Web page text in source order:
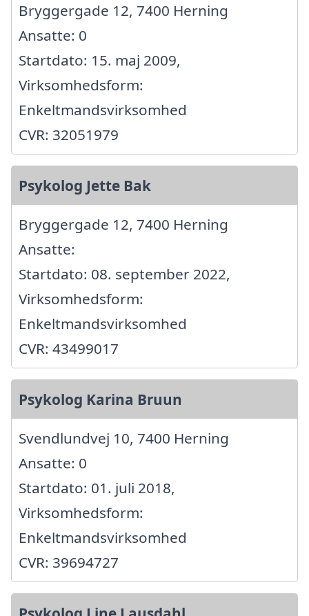
Bryggergade 12, 7400 Herning
Ansatte: 0
Startdato: 15. maj 2009,
Virksomhedsform:
Enkeltmandsvirksomhed
CVR: 32051979
Psykolog Jette Bak
Bryggergade 12, 7400 Herning
Ansatte:
Startdato: 08. september 2022,
Virksomhedsform:
Enkeltmandsvirksomhed
CVR: 43499017
Psykolog Karina Bruun
Svendlundvej 10, 7400 Herning
Ansatte: 0
Startdato: 01. juli 2018,
Virksomhedsform:
Enkeltmandsvirksomhed
CVR: 39694727